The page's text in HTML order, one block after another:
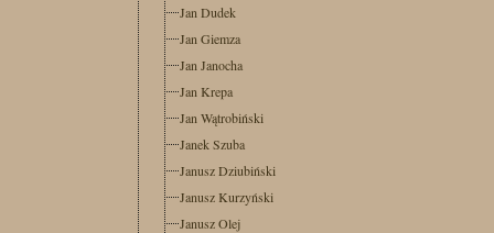
Jan Dudek
Jan Giemza
Jan Janocha
Jan Krepa
Jan Wątrobiński
Janek Szuba
Janusz Dziubiński
Janusz Kurzyński
Janusz Olej